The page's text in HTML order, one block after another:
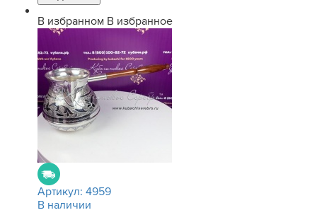
В избранном В избранное
Артикул: 4959
В наличии